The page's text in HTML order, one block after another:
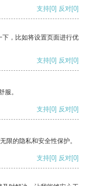
支持[0] 反对[0]
，比如将设置页面进行优
支持[0] 反对[0]
服。
支持[0] 反对[0]
限的隐私和安全性保护。
支持[0] 反对[0]